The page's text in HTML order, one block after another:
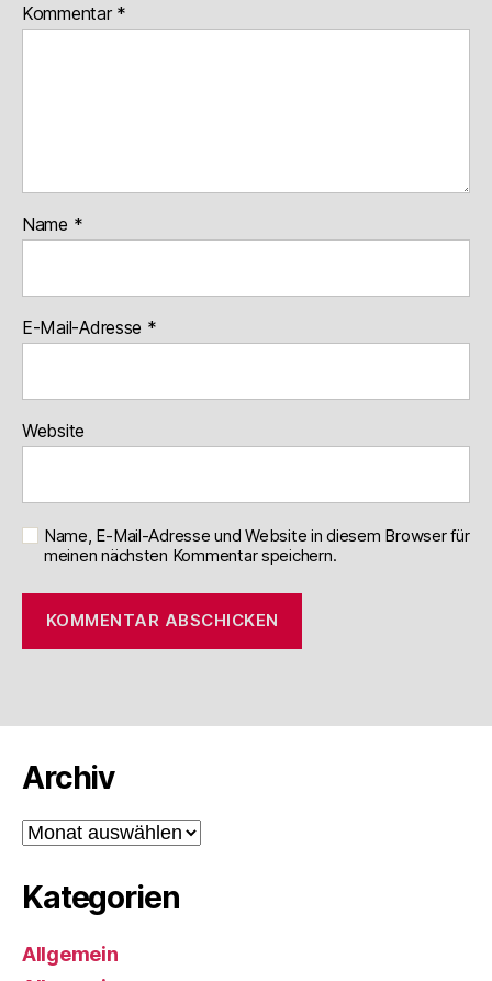
Kommentar *
Name *
E-Mail-Adresse *
Website
Name, E-Mail-Adresse und Website in diesem Browser für
meinen nächsten Kommentar speichern.
Archiv
Archiv
Kategorien
Allgemein